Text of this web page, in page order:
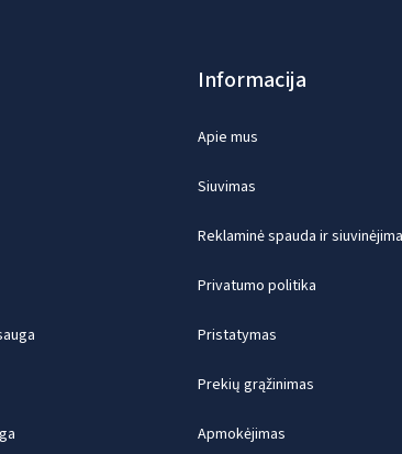
Informacija
Apie mus
Siuvimas
Reklaminė spauda ir
Privatumo politika
Pristatymas
Prekių grąžinimas
Apmokėjimas